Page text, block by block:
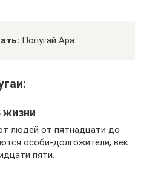
Попугай Ара
людей от пятнадцати до
особи-долгожители, век
пяти.